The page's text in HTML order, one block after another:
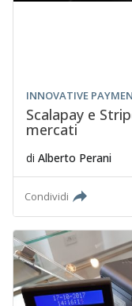
INNOVATIVE
Scalapay e
mercati
di Alberto Perani
Condividi